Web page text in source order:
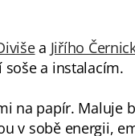
a Jiřího
soše a instalacím.
na papír. Maluje
v sobě energii,